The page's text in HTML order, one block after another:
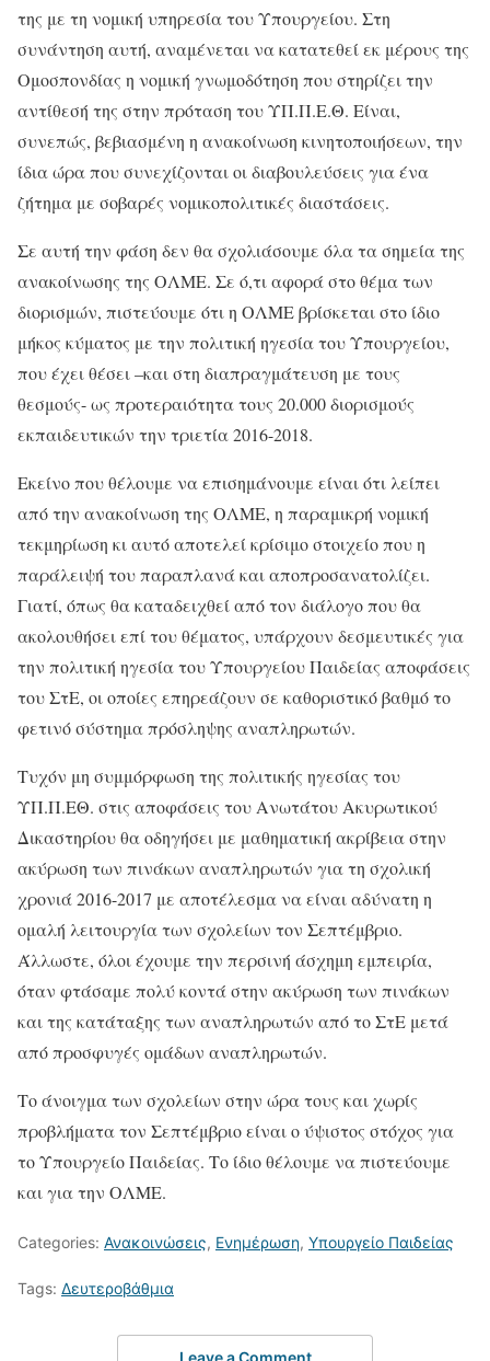
της με τη νομική υπηρεσία του Υπουργείου. Στη
συνάντηση αυτή, αναμένεται να κατατεθεί εκ μέρους της
Ομοσπονδίας η νομική γνωμοδότηση που στηρίζει την
αντίθεσή της στην πρόταση του ΥΠ.Π.Ε.Θ. Είναι,
συνεπώς, βεβιασμένη η ανακοίνωση κινητοποιήσεων, την
ίδια ώρα που συνεχίζονται οι διαβουλεύσεις για ένα
ζήτημα με σοβαρές νομικοπολιτικές διαστάσεις.
Σε αυτή την φάση δεν θα σχολιάσουμε όλα τα σημεία της
ανακοίνωσης της ΟΛΜΕ. Σε ό,τι αφορά στο θέμα των
διορισμών, πιστεύουμε ότι η ΟΛΜΕ βρίσκεται στο ίδιο
μήκος κύματος με την πολιτική ηγεσία του Υπουργείου,
που έχει θέσει –και στη διαπραγμάτευση με τους
θεσμούς- ως προτεραιότητα τους 20.000 διορισμούς
εκπαιδευτικών την τριετία 2016-2018.
Εκείνο που θέλουμε να επισημάνουμε είναι ότι λείπει
από την ανακοίνωση της ΟΛΜΕ, η παραμικρή νομική
τεκμηρίωση κι αυτό αποτελεί κρίσιμο στοιχείο που η
παράλειψή του παραπλανά και αποπροσανατολίζει.
Γιατί, όπως θα καταδειχθεί από τον διάλογο που θα
ακολουθήσει επί του θέματος, υπάρχουν δεσμευτικές για
την πολιτική ηγεσία του Υπουργείου Παιδείας αποφάσεις
του ΣτΕ, οι οποίες επηρεάζουν σε καθοριστικό βαθμό το
φετινό σύστημα πρόσληψης αναπληρωτών.
Τυχόν μη συμμόρφωση της πολιτικής ηγεσίας του
ΥΠ.Π.ΕΘ. στις αποφάσεις του Ανωτάτου Ακυρωτικού
Δικαστηρίου θα οδηγήσει με μαθηματική ακρίβεια στην
ακύρωση των πινάκων αναπληρωτών για τη σχολική
χρονιά 2016-2017 με αποτέλεσμα να είναι αδύνατη η
ομαλή λειτουργία των σχολείων τον Σεπτέμβριο.
Άλλωστε, όλοι έχουμε την περσινή άσχημη εμπειρία,
όταν φτάσαμε πολύ κοντά στην ακύρωση των πινάκων
και της κατάταξης των αναπληρωτών από το ΣτΕ μετά
από προσφυγές ομάδων αναπληρωτών.
Το άνοιγμα των σχολείων στην ώρα τους και χωρίς
προβλήματα τον Σεπτέμβριο είναι ο ύψιστος στόχος για
το Υπουργείο Παιδείας. Το ίδιο θέλουμε να πιστεύουμε
και για την ΟΛΜΕ.
Categories: Ανακοινώσεις, Ενημέρωση, Υπουργείο Παιδείας
Tags: Δευτεροβάθμια
Leave a Comment